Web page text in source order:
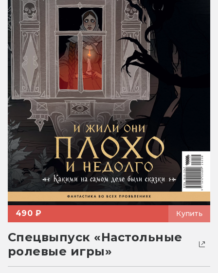
490 ₽ Купить
Спецвыпуск «Настольные
ролевые игры»